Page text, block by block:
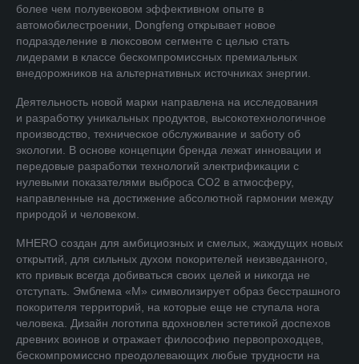
более чем полувековом эффективном опыте в
автомобилестроении, Dongfeng открывает новое
подразделение в люксовом сегменте с целью стать
лидерами в классе бескомпромиссных премиальных
внедорожников на альтернативных источниках энергии.
Деятельность новой марки направлена на исследования
и разработку уникальных продуктов, высокотехнологичное
производство, техническое обслуживание и заботу об
экологии. В основе концепции бренда лежат инновации и
передовые разработки технологий электрификации с
нулевыми показателями выброса СО2 в атмосферу,
направленные на достижение абсолютной гармонии между
природой и человеком.
MHERO создан для амбициозных и смелых, жаждущих новых
открытий, для сильных духом покорителей неизведанного,
кто привык всегда добиваться своих целей и никогда не
отступать. Эмблема «М» символизирует образ бесстрашного
покорителя территорий, на которые еще не ступала нога
человека. Дизайн логотипа вдохновлен эстетикой доспехов
древних воинов и отражает философию первопроходцев,
бескомпромиссно преодолевающих любые трудности на